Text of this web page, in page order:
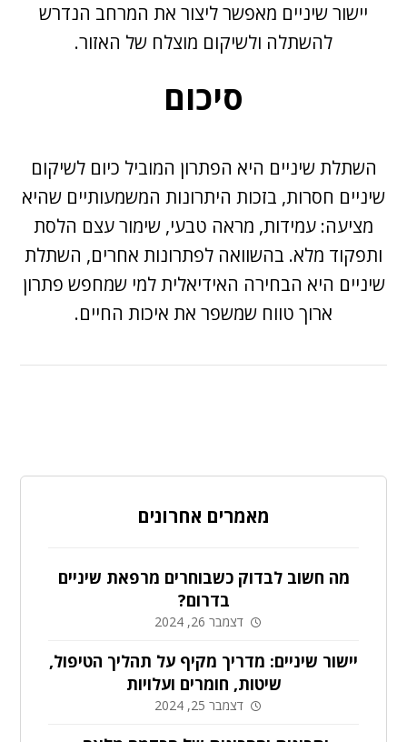
יישור שיניים מאפשר ליצור את המרחב הנדרש
להשתלה ולשיקום מוצלח של האזור.
סיכום
השתלת שיניים היא הפתרון המוביל כיום לשיקום
שיניים חסרות, בזכות היתרונות המשמעותיים שהיא
מציעה: עמידות, מראה טבעי, שימור עצם הלסת
ותפקוד מלא. בהשוואה לפתרונות אחרים, השתלת
שיניים היא הבחירה האידיאלית למי שמחפש פתרון
ארוך טווח שמשפר את איכות החיים.
מאמרים אחרונים
מה חשוב לבדוק כשבוחרים מרפאת שיניים
בדרום?
דצמבר 26, 2024
יישור שיניים: מדריך מקיף על תהליך הטיפול,
שיטות, חומרים ועלויות
דצמבר 25, 2024